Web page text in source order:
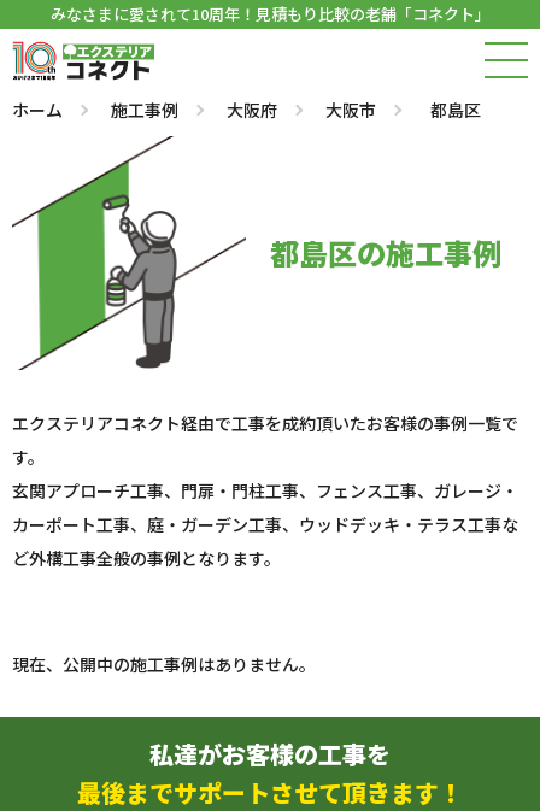
みなさまに愛されて10周年！見積もり比較の老舗「コネクト」
ホーム 施工事例 大阪府 大阪市 都島区
都島区の施工事例
エクステリアコネクト経由で工事を成約頂いたお客様の事例一覧で
す。
玄関アプローチ工事、門扉・門柱工事、フェンス工事、ガレージ・
カーポート工事、庭・ガーデン工事、ウッドデッキ・テラス工事な
ど外構工事全般の事例となります。
現在、公開中の施工事例はありません。
私達がお客様の工事を
最後までサポートさせて頂きます！